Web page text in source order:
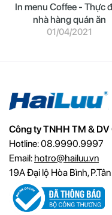
In menu Coffee - Thực
nhà hàng quán ăn
01/04/2021
Công ty TNHH TM &
Hotline: 08.9990.9997
Email: hotro@hailuu.vn
19A Đại lộ Hòa Bình,